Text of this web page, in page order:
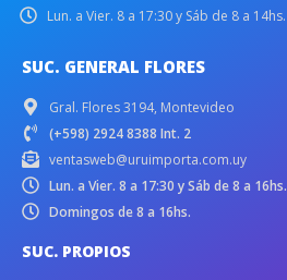
Lun. a Vier. 8 a 17:30 y Sáb de 8 a 14hs.
SUC. GENERAL FLORES
Gral. Flores 3194, Montevideo
(+598) 2924 8388 Int. 2
ventasweb@uruimporta.com.uy
Lun. a Vier. 8 a 17:30 y Sáb de 8 a 16hs.
Domingos de 8 a 16hs.
SUC. PROPIOS